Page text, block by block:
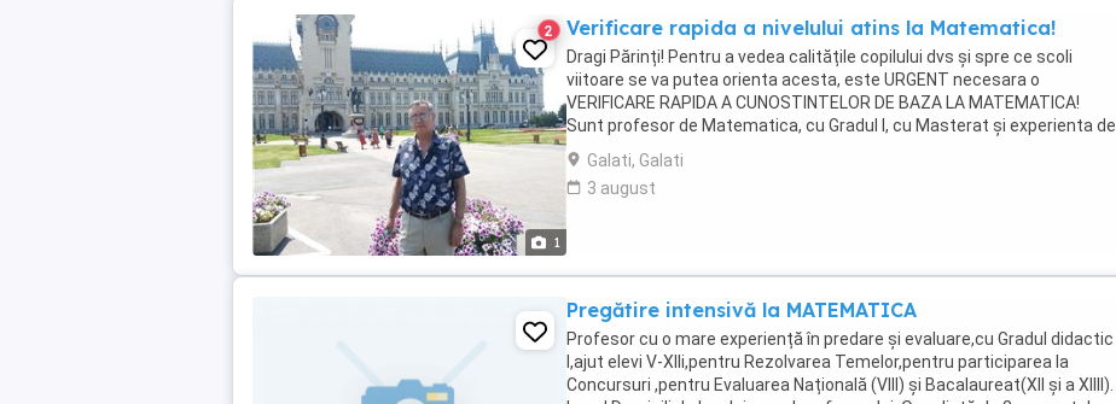
1
2 Verificare rapida a nivelului atins la Matematica!
Dragi Părinți! Pentru a vedea calitățile copilului dvs și spre ce scoli
viitoare se va putea orienta acesta, este URGENT necesara o
VERIFICARE RAPIDA A CUNOSTINTELOR DE BAZA LA MATEMATICA!
Sunt profesor de Matematica, cu Gradul I, cu Masterat și experienta de
40 de ani! Astept elevi din clasele ...
Galati, Galati
3 august
Pregătire intensivă la MATEMATICA
Profesor cu o mare experiență în predare și evaluare,cu Gradul didactic
I,ajut elevi V-XIIi,pentru Rezolvarea Temelor,pentru participarea la
Concursuri ,pentru Evaluarea Națională (VIII) și Bacalaureat(XII și a XIIII).